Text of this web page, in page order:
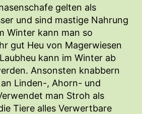
gelten als
und sind mastige Nahrung
Winter kann man so
gut Heu von Magerwiesen
kann im Winter ab
Ansonsten knabbern
Linden-, Ahorn- und
man Stroh als
Tiere alles Verwertbare